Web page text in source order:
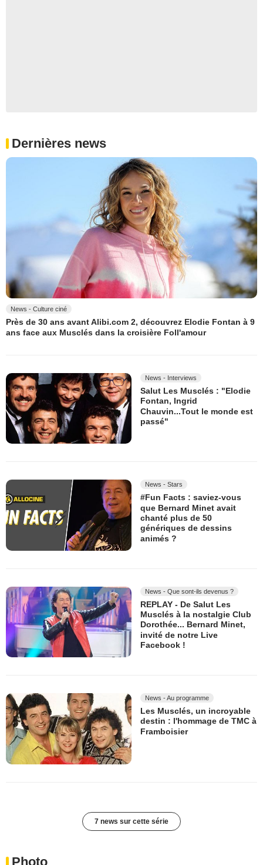
Dernières news
News - Culture ciné
Près de 30 ans avant Alibi.com 2, découvrez Elodie Fontan à 9
ans face aux Musclés dans la croisière Foll'amour
News - Interviews
Salut Les Musclés : "Elodie
Fontan, Ingrid
Chauvin...Tout le monde est
passé"
News - Stars
#Fun Facts : saviez-vous
que Bernard Minet avait
chanté plus de 50
génériques de dessins
animés ?
News - Que sont-ils devenus ?
REPLAY - De Salut Les
Musclés à la nostalgie Club
Dorothée... Bernard Minet,
invité de notre Live
Facebook !
News - Au programme
Les Musclés, un incroyable
destin : l'hommage de TMC à
Framboisier
7 news sur cette série
Photo